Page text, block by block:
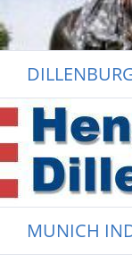
MUNICH